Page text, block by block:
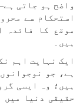
واضح ہو جاتی
استحکام سے
موقع کا فائدہ
ہیں۔
ایک نہایت اہم
ہے، جو
ہیں؛ وہ ایسی
حقیقی دنیا میں